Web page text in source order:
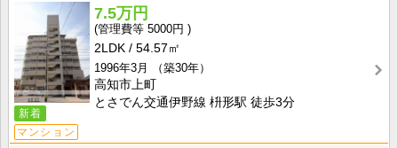
新着
マンション
7.5万円
5000円
2LDK
54.57㎡
1996年3月
（築30年）
高知市上町
とさでん交通伊野線 枡形駅 徒歩3分